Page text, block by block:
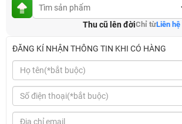
Thu cũ lên đờiChỉ từLiên hệ
ĐĂNG KÍ NHẬN THÔNG TIN KHI CÓ HÀNG